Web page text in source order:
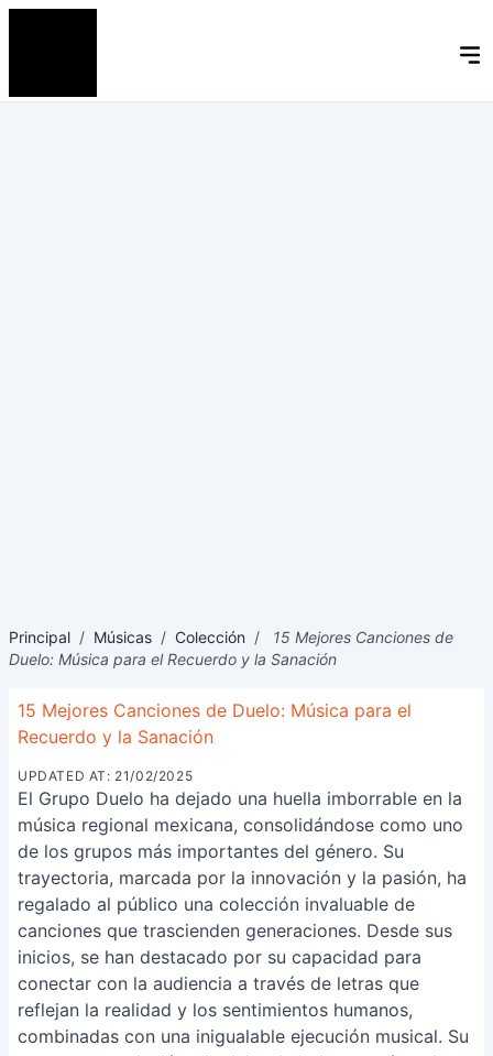
Principal / Músicas / Colección /
15 Mejores Canciones de
Duelo: Música para el Recuerdo y la Sanación
15 Mejores Canciones de Duelo: Música para el
Recuerdo y la Sanación
UPDATED AT: 21/02/2025
El Grupo Duelo ha dejado una huella imborrable en la
música regional mexicana, consolidándose como uno
de los grupos más importantes del género. Su
trayectoria, marcada por la innovación y la pasión, ha
regalado al público una colección invaluable de
canciones que trascienden generaciones. Desde sus
inicios, se han destacado por su capacidad para
conectar con la audiencia a través de letras que
reflejan la realidad y los sentimientos humanos,
combinadas con una inigualable ejecución musical. Su